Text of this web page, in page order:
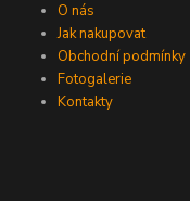
O nás
Jak nakupovat
Obchodní podmínky
Fotogalerie
Kontakty